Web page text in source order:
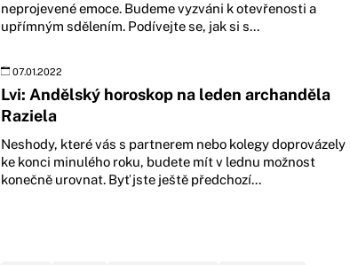
neprojevené emoce. Budeme vyzváni k otevřenosti a
upřímným sdělením. Podívejte se, jak si s...
07.01.2022
Lvi: Andělský horoskop na leden archanděla
Raziela
Neshody, které vás s partnerem nebo kolegy doprovázely
ke konci minulého roku, budete mít v lednu možnost
konečně urovnat. Byť jste ještě předchozí...